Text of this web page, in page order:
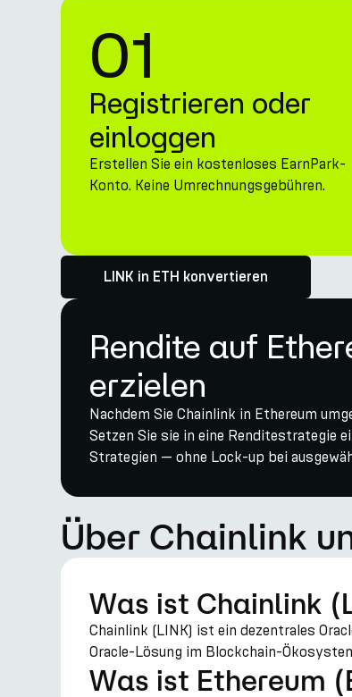
01
Registrieren oder
einloggen
Erstellen Sie ein kostenloses EarnPark-
Konto. Keine Umrechnungsgebühren.
LINK in ETH konvertieren
Rendite auf
erzielen
Nachdem Sie Chainlink in Ethereum
Setzen Sie sie in eine Renditestrategie
Strategien — ohne Lock-up bei
Über Chainlink
Was ist Chainlink
Chainlink (LINK) ist ein dezentrales
Oracle-Lösung im Blockchain-
Was ist Ethereum